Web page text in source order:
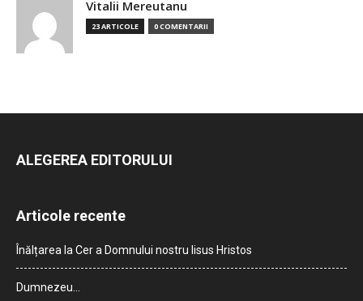
Vitalii Mereutanu
23 ARTICOLE 0 COMENTARII
ALEGEREA EDITORULUI
Articole recente
Înălțarea la Cer a Domnului nostru Iisus Hristos
Dumnezeu…